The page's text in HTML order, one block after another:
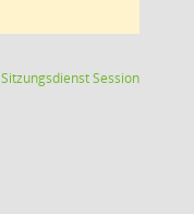
SitzungsdienstSession(Wird in